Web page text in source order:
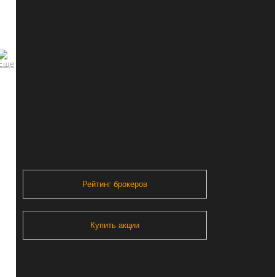
Рейтинг брокеров
Купить акции